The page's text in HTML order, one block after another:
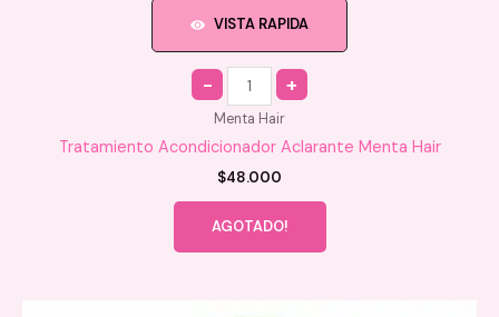
VISTA RAPIDA
Quantity
Menta Hair
Tratamiento Acondicionador Aclarante Menta Hair
$48.000
AGOTADO!